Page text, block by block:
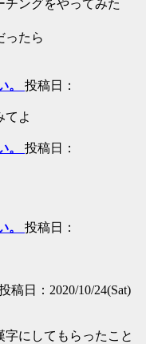
チングをやってみた
ったら
。 投稿日：
てよ
。 投稿日：
。 投稿日：
稿日：2020/10/24(Sat)
にしてもらったこと